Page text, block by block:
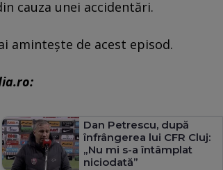
cauza unei accidentări.
amintește de acest episod.
Dan Petrescu, după
înfrângerea lui CFR Cluj:
„Nu mi s-a întâmplat
niciodată”